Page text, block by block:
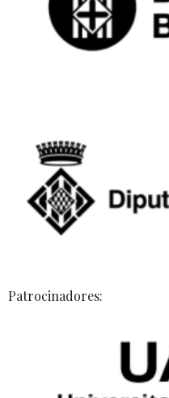
Patrocinadores: